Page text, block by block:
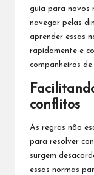
guia para novos
navegar pelas
aprender essas
rapidamente e
companheiros de
conflitos
As regras não
para resolver
surgem
essas normas